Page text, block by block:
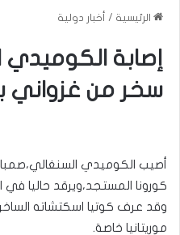
الرئيسية / أخبار دولية
إصابة الكوميدي
سخر من غزواني
أصيب الكوميدي
كورونا المستجد،ويرقد حاليا
وقد عرف كوتيا اسكتشاته
موريتانيا خاصة.